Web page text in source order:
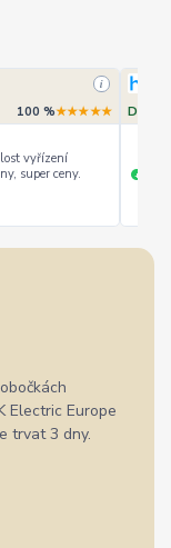
i
100 %★★★★★
vyřízení
super ceny.
+
Electric Europe
trvat 3 dny.